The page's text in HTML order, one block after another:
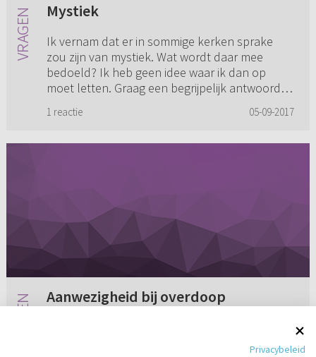
Mystiek
Ik vernam dat er in sommige kerken sprake
zou zijn van mystiek. Wat wordt daar mee
bedoeld? Ik heb geen idee waar ik dan op
moet letten. Graag een begrijpelijk antwoord
1 reactie 05-09-2017
Aanwezigheid bij overdoop
overdoop/geloofsdoop aanwezig zijn, terwijl wij
Privacybeleid